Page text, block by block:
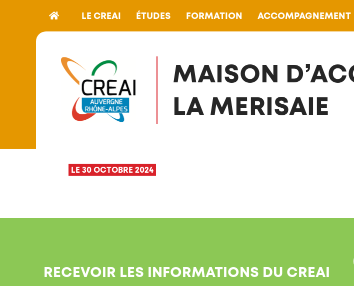
LE CREAI ÉTUDES FORMATION ACCOMPAGNEMENT
MAISON
LA MERISAIE
LE 30 OCTOBRE 2024
RECEVOIR LES INFORMATIONS DU CREAI